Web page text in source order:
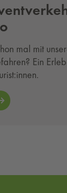
mal mit
Ein